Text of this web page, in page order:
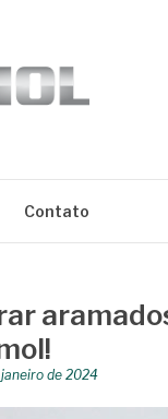
Contato
de 2024